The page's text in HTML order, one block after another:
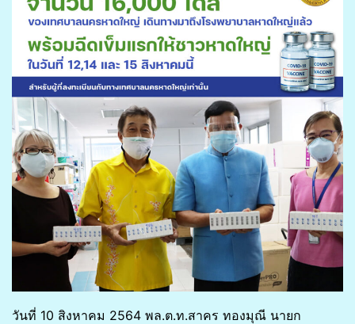
วันที่ 10 สิงหาคม 2564 พล.ต.ท.สาคร ทองมุณี นายก